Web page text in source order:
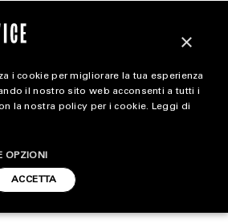
extra
ALL EXTRA
& DESIGN
CINEMA
con
×
i cookie per migliorare la tua esperienza
il nostro sito web acconsenti a tutti i
la nostra policy per i cookie. Leggi di
ACCETTA
OPZIONI